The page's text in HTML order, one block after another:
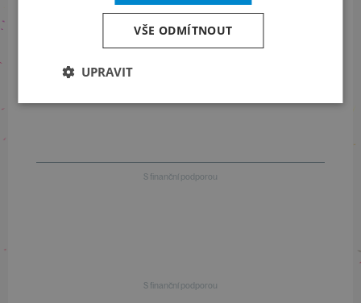
S finanční podporou
S finanční podporou
VŠE ODMÍTNOUT
UPRAVIT